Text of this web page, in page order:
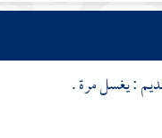
: يغسل مرة .